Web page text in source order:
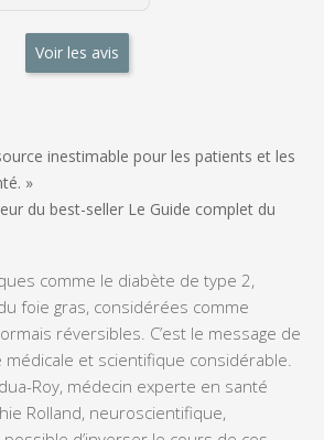
Voir les avis
inestimable pour les patients et les
»
du best-seller Le Guide complet du
comme le diabète de type 2,
foie gras, considérées comme
réversibles. C’est le message de
médicale et scientifique considérable.
Roy, médecin experte en santé
Rolland, neuroscientifique,